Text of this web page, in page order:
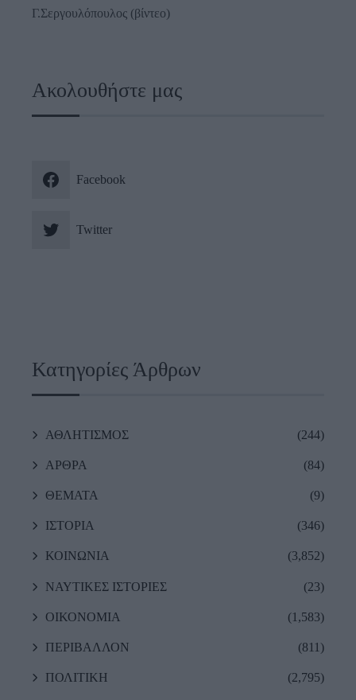
Γ.Σεργουλόπουλος (βίντεο)
Ακολουθήστε μας
Facebook
Twitter
Κατηγορίες Άρθρων
ΑΘΛΗΤΙΣΜΟΣ (244)
ΑΡΘΡΑ (84)
ΘΕΜΑΤΑ (9)
ΙΣΤΟΡΙΑ (346)
ΚΟΙΝΩΝΙΑ (3,852)
ΝΑΥΤΙΚΕΣ ΙΣΤΟΡΙΕΣ (23)
ΟΙΚΟΝΟΜΙΑ (1,583)
ΠΕΡΙΒΑΛΛΟΝ (811)
ΠΟΛΙΤΙΚΗ (2,795)